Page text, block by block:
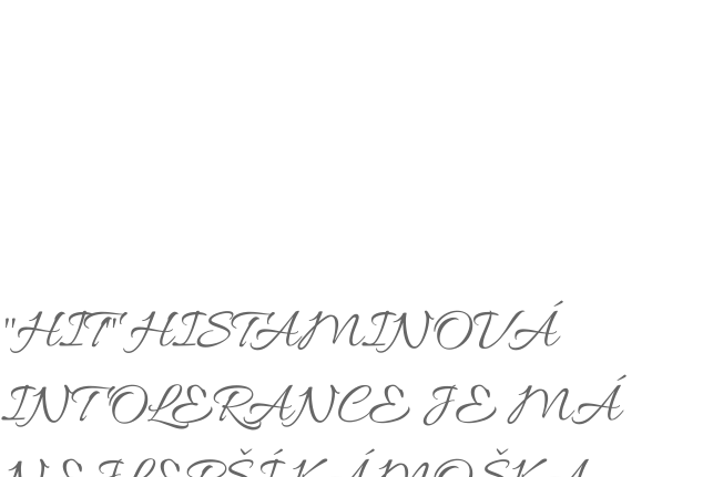
"HIT" HISTAMINOVÁ
INTOLERANCE JE MÁ